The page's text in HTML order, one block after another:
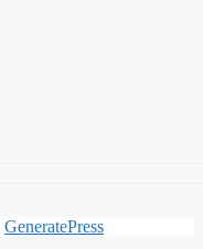
GeneratePress